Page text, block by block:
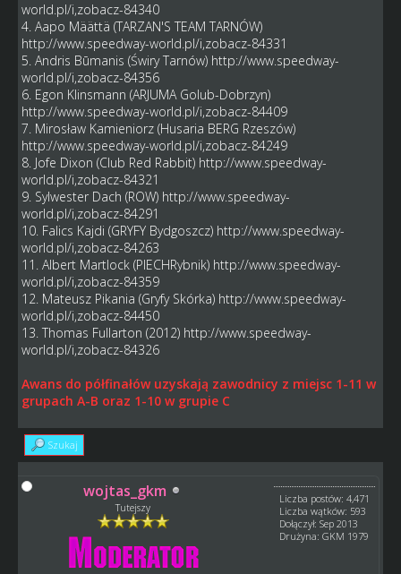
world.pl/i,zobacz-84340
4. Aapo Määttä (TARZAN'S TEAM TARNÓW)
http://www.speedway-world.pl/i,zobacz-84331
5. Andris Būmanis (Świry Tarnów) http://www.speedway-
world.pl/i,zobacz-84356
6. Egon Klinsmann (ARJUMA Golub-Dobrzyn)
http://www.speedway-world.pl/i,zobacz-84409
7. Mirosław Kamieniorz (Husaria BERG Rzeszów)
http://www.speedway-world.pl/i,zobacz-84249
8. Jofe Dixon (Club Red Rabbit) http://www.speedway-
world.pl/i,zobacz-84321
9. Sylwester Dach (ROW) http://www.speedway-
world.pl/i,zobacz-84291
10. Falics Kajdi (GRYFY Bydgoszcz) http://www.speedway-
world.pl/i,zobacz-84263
11. Albert Martlock (PIECHRybnik) http://www.speedway-
world.pl/i,zobacz-84359
12. Mateusz Pikania (Gryfy Skórka) http://www.speedway-
world.pl/i,zobacz-84450
13. Thomas Fullarton (2012) http://www.speedway-
world.pl/i,zobacz-84326
Awans do półfinałów uzyskają zawodnicy z miejsc 1-11 w
grupach A-B oraz 1-10 w grupie C
Szukaj
wojtas_gkm
Tutejszy
Liczba postów: 4,471
Liczba wątków: 593
Dołączył: Sep 2013
Drużyna: GKM 1979